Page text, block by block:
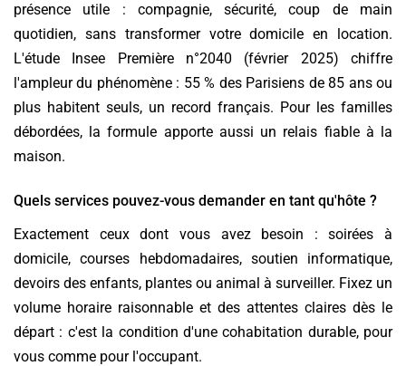
présence utile : compagnie, sécurité, coup de main
quotidien, sans transformer votre domicile en location.
L'étude Insee Première n°2040 (février 2025) chiffre
l'ampleur du phénomène : 55 % des Parisiens de 85 ans ou
plus habitent seuls, un record français. Pour les familles
débordées, la formule apporte aussi un relais fiable à la
maison.
Quels services pouvez-vous demander en tant qu'hôte ?
Exactement ceux dont vous avez besoin : soirées à
domicile, courses hebdomadaires, soutien informatique,
devoirs des enfants, plantes ou animal à surveiller. Fixez un
volume horaire raisonnable et des attentes claires dès le
départ : c'est la condition d'une cohabitation durable, pour
vous comme pour l'occupant.